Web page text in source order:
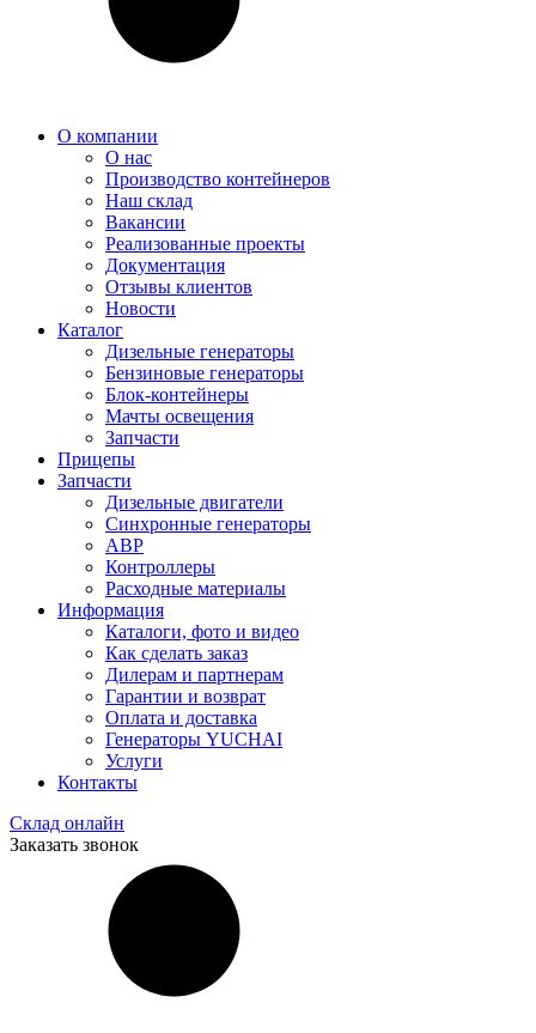
О компании
О нас
Производство контейнеров
Наш склад
Вакансии
Реализованные проекты
Документация
Отзывы клиентов
Новости
Каталог
Дизельные генераторы
Бензиновые генераторы
Блок-контейнеры
Мачты освещения
Запчасти
Прицепы
Запчасти
Дизельные двигатели
Синхронные генераторы
АВР
Контроллеры
Расходные материалы
Информация
Каталоги, фото и видео
Как сделать заказ
Дилерам и партнерам
Гарантии и возврат
Оплата и доставка
Генераторы YUCHAI
Услуги
Контакты
Склад онлайн
Заказать звонок